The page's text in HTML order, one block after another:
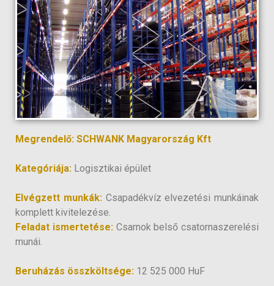
Megrendelő: SCHWANK Magyarország Kft
Kategóriája: Logisztikai épület
Elvégzett munkák: Csapadékvíz elvezetési munkáinak
komplett kivitelezése.
Feladat ismertetése: Csarnok belső csatornaszerelési
munái.
Beruházás összköltsége: 12 525 000 HuF